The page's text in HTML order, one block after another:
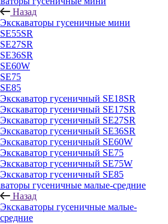
Назад
Экскаваторы гусеничные мини
SE55SR
SE27SR
SE36SR
SE60W
SE75
SE85
Экскаватор гусеничный SE18SR
Экскаватор гусеничный SE17SR
Экскаватор гусеничный SE27SR
Экскаватор гусеничный SE36SR
Экскаватор гусеничный SE60W
Экскаватор гусеничный SE75
Экскаватор гусеничный SE75W
Экскаватор гусеничный SE85
гусеничные малые-средние
Назад
Экскаваторы гусеничные малые-
средние